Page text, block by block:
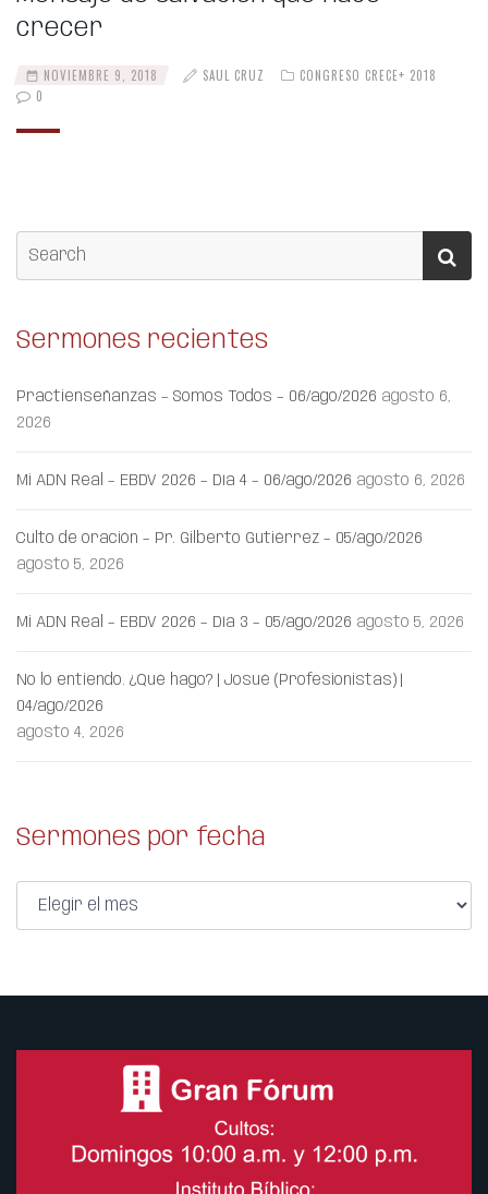
crecer
NOVIEMBRE 9, 2018 SAUL CRUZ
CONGRESO CRECE+ 2018
0
Sermones recientes
Practienseñanzas – Somos Todos – 06/ago/2026 agosto 6,
2026
Mi ADN Real – EBDV 2026 – Día 4 – 06/ago/2026 agosto 6, 2026
Culto de oración – Pr. Gilberto Gutiérrez – 05/ago/2026
agosto 5, 2026
Mi ADN Real – EBDV 2026 – Día 3 – 05/ago/2026 agosto 5, 2026
No lo entiendo. ¿Qué hago? | Josué (Profesionistas) |
04/ago/2026
agosto 4, 2026
Sermones por fecha